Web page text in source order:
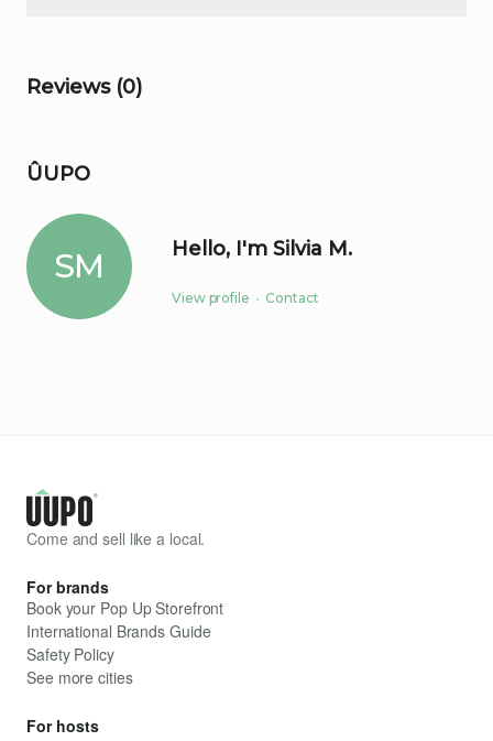
Reviews (0)
ÛUPO
SM Hello, I'm Silvia M.
View profile • Contact
Come and sell like a local.
For brands
Book your Pop Up Storefront
International Brands Guide
Safety Policy
See more cities
For hosts